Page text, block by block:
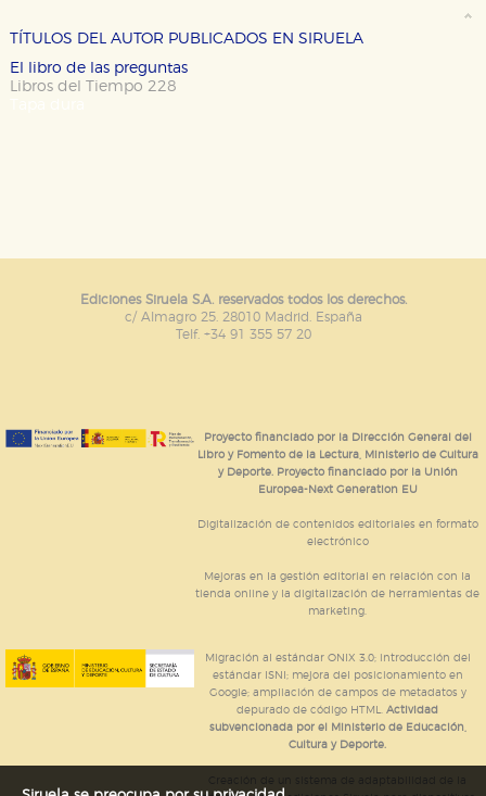
TÍTULOS DEL AUTOR PUBLICADOS EN SIRUELA
El libro de las preguntas
Libros del Tiempo 228
Ediciones Siruela S.A. reservados todos los derechos.
c/ Almagro 25. 28010 Madrid. España
Telf. +34 91 355 57 20
Proyecto financiado por la Dirección General del
Libro y Fomento de la Lectura, Ministerio de Cultura
y Deporte. Proyecto financiado por la Unión
Europea-Next Generation EU
Digitalización de contenidos editoriales en formato
electrónico
Mejoras en la gestión editorial en relación con la
tienda online y la digitalización de herramientas de
marketing.
Migración al estándar ONIX 3.0; introducción del
estándar ISNI; mejora del posicionamiento en
Google; ampliación de campos de metadatos y
depurado de código HTML.Actividad
subvencionada por el Ministerio de Educación,
Cultura y Deporte.
web funcione y no es posible deshabilitarlas desde
nuestro sistema. Es posible hacerlo desde el
navegador, pero en ese caso es posible que algunas
áreas de nuestra web dejen de funcionar
Estas cookies son gestionadas por nuestros socios
publicitarios y se utilizan para mostrar publicidad
relevante para sus intereses en otros sitios. No
GUARDAR CONFIGURACIÓN
política de cookies